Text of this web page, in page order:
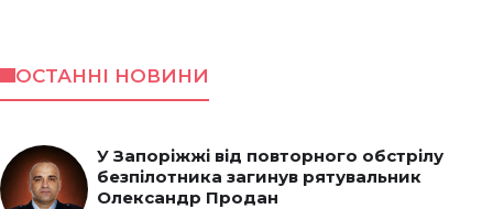
ОСТАННІ НОВИНИ
У Запоріжжі від повторного обстрілу
безпілотника загинув рятувальник
Олександр Продан